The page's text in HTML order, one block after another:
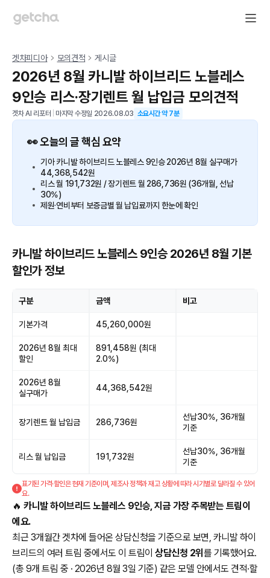
겟차피디아 모의견적 게시글
2026년 8월 카니발 하이브리드 노블레스
9인승 리스·장기렌트 월 납입금 모의견적
겟차 AI 리포터 마지막 수정일 2026.08.03 소요시간 약7분
👀 오늘의 글 핵심 요약
기아 카니발 하이브리드 노블레스 9인승 2026년 8월 실구매가
44,368,542원
리스 월 191,732원 / 장기렌트 월 286,736원 (36개월, 선납
30%)
제원·연비부터 보증금별 월 납입료까지 한눈에 확인
카니발 하이브리드 노블레스 9인승 2026년 8월 기본
할인가 정보
구분 금액 비고
기본가격 45,260,000원
2026년 8월 최대
할인
891,458원 (최대
2.0%)
2026년 8월
실구매가
44,368,542원
장기렌트 월 납입금 286,736원
선납30%, 36개월
기준
리스 월 납입금 191,732원
선납30%, 36개월
기준
표기된 가격·할인은 현재 기준이며, 제조사 정책과 재고 상황에 따라 시기별로 달라질 수 있어
요.
🔥 카니발 하이브리드 노블레스 9인승, 지금 가장 주목받는 트림이
에요.
최근 3개월간 겟차에 들어온 상담신청을 기준으로 보면, 카니발 하이
브리드의 여러 트림 중에서도 이 트림이 상담신청 2위 를 기록했어요.
(총 9개 트림 중 · 2026년 8월 3일 기준) 같은 모델 안에서도 견적·할